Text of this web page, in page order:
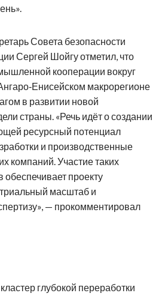
Совета безопасности
Сергей Шойгу отметил, что
кооперации вокруг
макрорегионе
в развитии новой
страны. «Речь идёт о создании
ресурсный потенциал
и производственные
компаний. Участие таких
проекту
масштаб и
— прокомментировал
глубокой переработки